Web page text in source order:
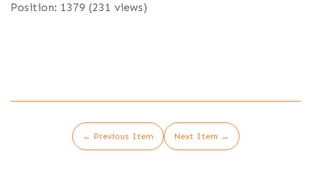
Position: 1379 (231 views)
← Previous Item Next Item →